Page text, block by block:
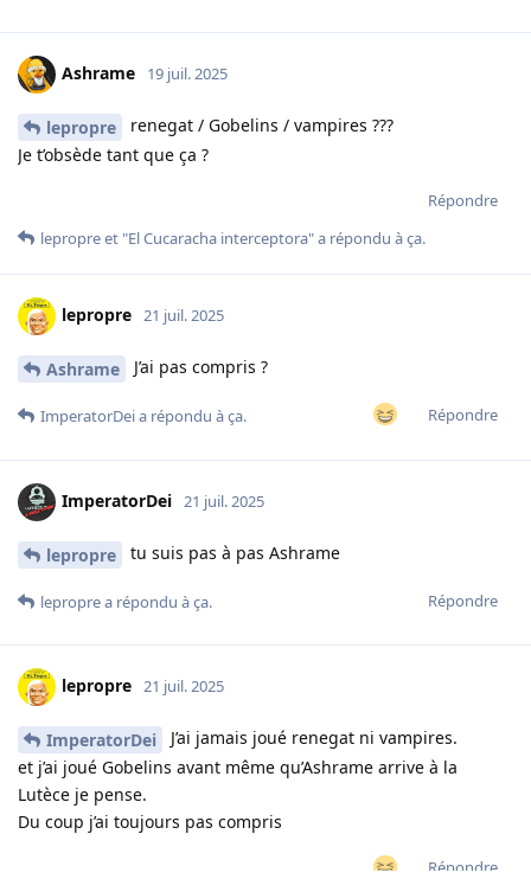
Ashrame 19 juil. 2025
lepropre
renegat / Gobelins / vampires ???
Je t’obsède tant que ça ?
Répondre
lepropreet "El Cucaracha interceptora"a répondu à ça.
lepropre 21 juil. 2025
Ashrame J’ai pas compris ?
Répondre
ImperatorDeia répondu à ça.
ImperatorDei 21 juil. 2025
lepropre tu suis pas à pas Ashrame
Répondre
leproprea répondu à ça.
lepropre 21 juil. 2025
ImperatorDei
J’ai jamais joué renegat ni vampires.
et j’ai joué Gobelins avant même qu’Ashrame arrive à la
Lutèce je pense.
Du coup j’ai toujours pas compris
Répondre